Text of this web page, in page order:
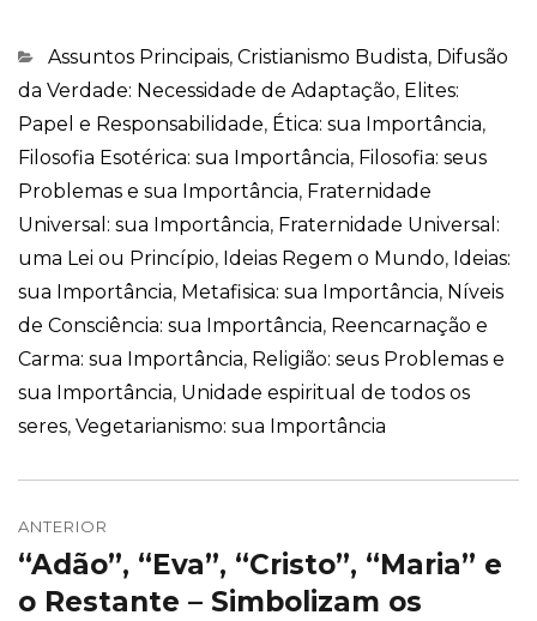
Categorias
Assuntos Principais, Cristianismo Budista, Difusão
da Verdade: Necessidade de Adaptação, Elites:
Papel e Responsabilidade, Ética: sua Importância,
Filosofia Esotérica: sua Importância, Filosofia: seus
Problemas e sua Importância, Fraternidade
Universal: sua Importância, Fraternidade Universal:
uma Lei ou Princípio, Ideias Regem o Mundo, Ideias:
sua Importância, Metafisica: sua Importância, Níveis
de Consciência: sua Importância, Reencarnação e
Carma: sua Importância, Religião: seus Problemas e
sua Importância, Unidade espiritual de todos os
seres, Vegetarianismo: sua Importância
de
Post
ANTERIOR
Post
anterior:
“Adão”, “Eva”, “Cristo”, “Maria” e
o Restante – Simbolizam os